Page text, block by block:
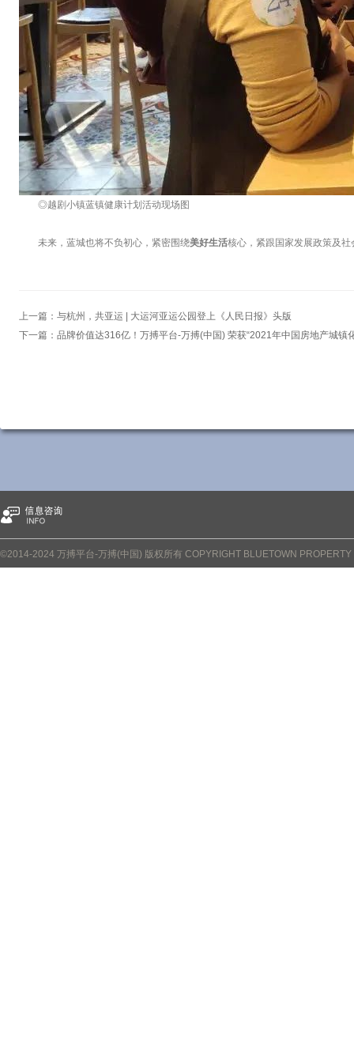
◎越剧小镇蓝镇健康计划活动现场图
未来，蓝城也将不负初心，紧密围绕美好生活核心，紧跟国家发展政策及
上一篇： 与杭州，共亚运 | 大运河亚运公园登上《人民日报》头版
下一篇： 品牌价值达316亿！万搏平台-万搏(中国) 荣获“2021年中国房地产城镇
©2014-2024 万搏平台-万搏(中国) 版权所有 COPYRIGHT BLUETOWN